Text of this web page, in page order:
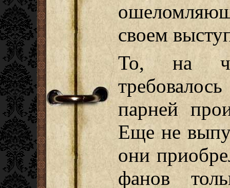
своем
То, на
парней
Еще не
они
фанов